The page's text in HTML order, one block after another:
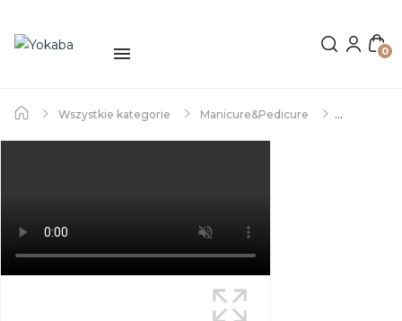
0
Wszystkie kategorie
Manicure&Pedicure